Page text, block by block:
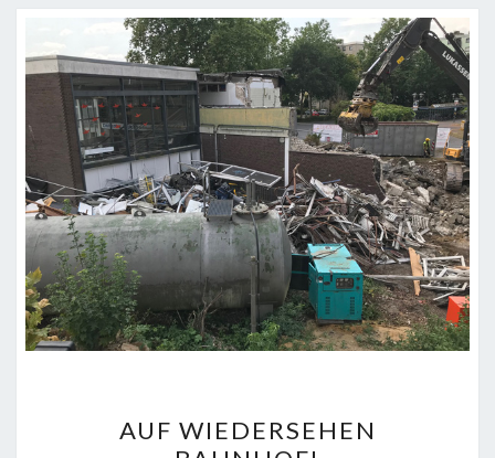
WIEDERSEHEN
AUF WIEDERSEHEN